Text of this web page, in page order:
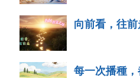
向前看，往
每一次播種